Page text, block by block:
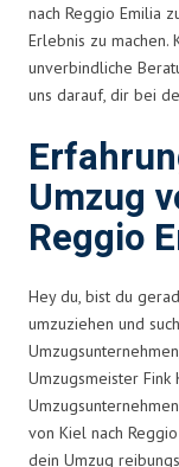
nach Reggio Emilia
Erlebnis zu machen.
unverbindliche
uns darauf, dir bei
Umzug
Reggio
Hey du, bist du
umzuziehen und
Umzugsmeister
von Kiel nach
dein Umzug